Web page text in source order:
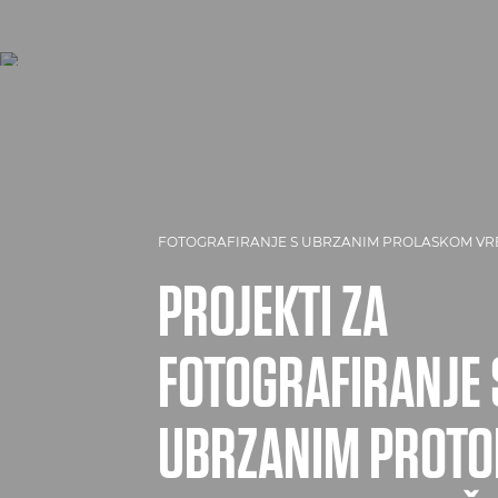
FOTOGRAFIRANJE S UBRZANIM PROLASKOM
PROJEKTI ZA
FOTOGRAFIRANJE
UBRZANIM